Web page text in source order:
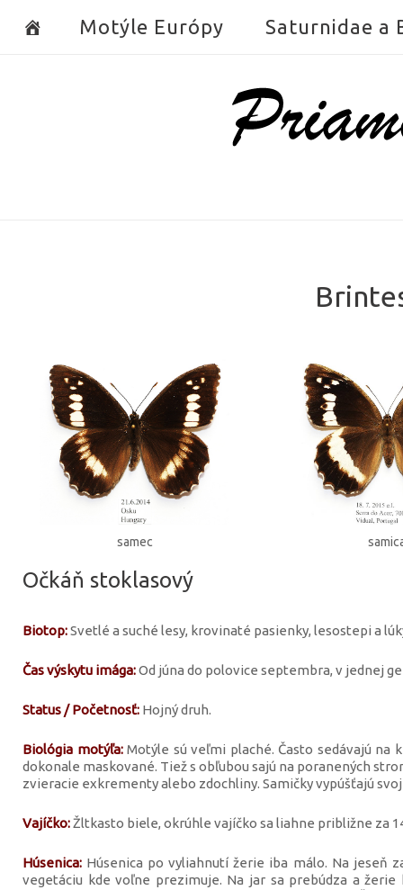
Motýle Európy Saturnidae a
Home
samec
Očkáň stoklasový
Biotop:Svetlé a suché lesy, krovinaté pasienky, lesostepi a
Čas výskytu imága:Od júna do polovice septembra, v jednej
Status / Početnosť: Hojný druh.
Biológia motýľa:Motýle sú veľmi plaché. Často sedávajú na
dokonale maskované. Tiež s obľubou sajú na poranených
zvieracie exkrementy alebo zdochliny. Samičky vypúšťajú
Vajíčko:Žltkasto biele, okrúhle vajíčko sa liahne približne za
Húsenica: Húsenica po vyliahnutí žerie iba málo. Na jeseň
vegetáciu kde voľne prezimuje. Na jar sa prebúdza a